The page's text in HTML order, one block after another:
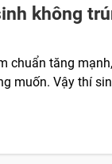
không
chuẩn tăng
muốn. Vậy thí